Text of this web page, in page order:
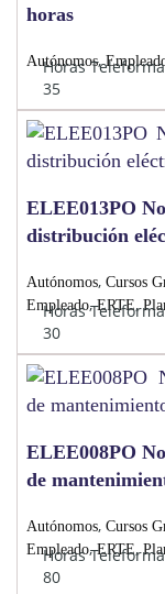
horas
Autónomos,
Horas
35
ELEE013PO
distribución
Autónomos, Cursos
Empleado,ERTE,
Horas
30
ELEE008PO
de
Autónomos, Cursos
Empleado,ERTE,
Horas
80